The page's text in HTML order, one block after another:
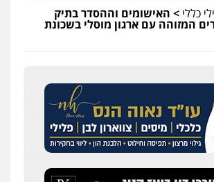
כללי > האישומים וההסדר בתיק
המזוהה עם ארגון מוסלי בשכונת